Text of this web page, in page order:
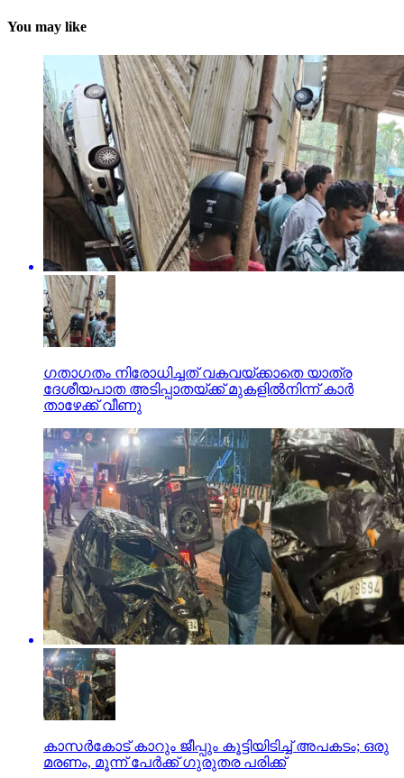
You may like
ഗതാഗതം നിരോധിച്ചത് വകവയ്ക്കാതെ യാത്ര
ദേശീയപാത അടിപ്പാതയ്ക്ക് മുകളില്‍നിന്ന് കാര്‍
താഴേക്ക് വീണു
കാസര്‍കോട് കാറും ജീപ്പും കൂട്ടിയിടിച്ച് അപകടം; ഒരു
മരണം, മൂന്ന് പേര്‍ക്ക് ഗുരുതര പരിക്ക്